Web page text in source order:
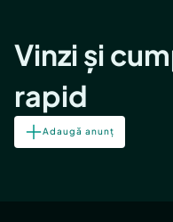
Vinzi și
rapid
Adaugă anunț